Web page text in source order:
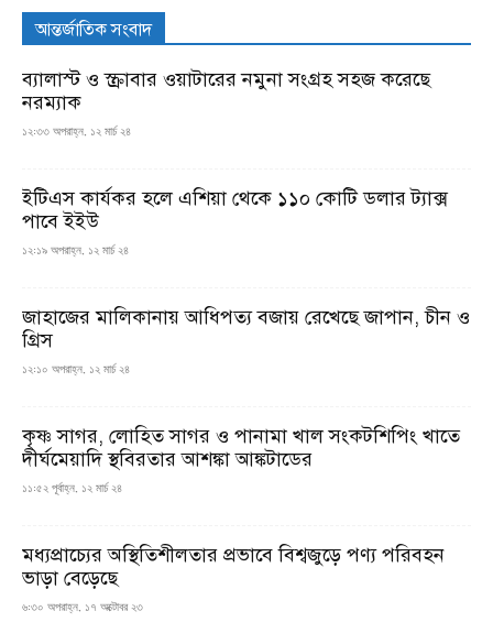
আন্তর্জাতিক সংবাদ
ব্যালাস্ট ও স্ক্রাবার ওয়াটারের নমুনা সংগ্রহ সহজ করেছে
নরম্যাক
১২:৩৩ অপরাহ্ন, ১২ মার্চ ২৪
ইটিএস কার্যকর হলে এশিয়া থেকে ১১০ কোটি ডলার ট্যাক্স
পাবে ইইউ
১২:১৯ অপরাহ্ন, ১২ মার্চ ২৪
জাহাজের মালিকানায় আধিপত্য বজায় রেখেছে জাপান, চীন ও
গ্রিস
১২:১০ অপরাহ্ন, ১২ মার্চ ২৪
কৃষ্ণ সাগর, লোহিত সাগর ও পানামা খাল সংকটশিপিং খাতে
দীর্ঘমেয়াদি স্থবিরতার আশঙ্কা আঙ্কটাডের
১১:৫২ পূর্বাহ্ন, ১২ মার্চ ২৪
মধ্যপ্রাচ্যের অস্থিতিশীলতার প্রভাবে বিশ্বজুড়ে পণ্য পরিবহন
ভাড়া বেড়েছে
৬:৩০ অপরাহ্ন, ১৭ অক্টোবর ২৩